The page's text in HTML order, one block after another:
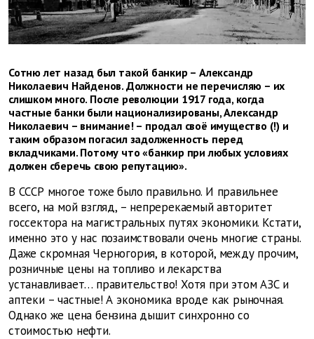
Сотню лет назад был такой банкир – Александр
Николаевич Найденов. Должности не перечисляю – их
слишком много. После революции 1917 года, когда
частные банки были национализированы, Александр
Николаевич – внимание! – продал своё имущество (!) и
таким образом погасил задолженность перед
вкладчиками. Потому что «банкир при любых условиях
должен сберечь свою репутацию».
В СССР многое тоже было правильно. И правильнее
всего, на мой взгляд, – непререкаемый авторитет
госсектора на магистральных путях экономики. Кстати,
именно это у нас позаимствовали очень многие страны.
Даже скромная Черногория, в которой, между прочим,
розничные цены на топливо и лекарства
устанавливает… правительство! Хотя при этом АЗС и
аптеки – частные! А экономика вроде как рыночная.
Однако же цена бензина дышит синхронно со
стоимостью нефти.